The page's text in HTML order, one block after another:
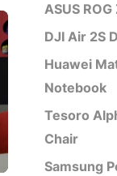
ASUS
DJI Air 2S
Huawei
Notebook
Tesoro
Chair
Samsung